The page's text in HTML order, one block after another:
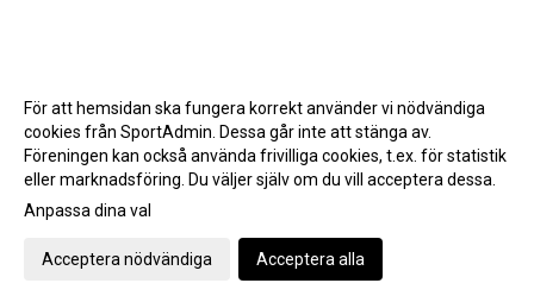
Gå till Webbversion
För att hemsidan ska fungera korrekt använder vi nödvändiga
cookies från SportAdmin. Dessa går inte att stänga av.
Föreningen kan också använda frivilliga cookies, t.ex. för statistik
eller marknadsföring. Du väljer själv om du vill acceptera dessa.
Anpassa dina val
Acceptera nödvändiga Acceptera alla